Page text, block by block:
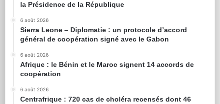
la Présidence de la République
6 août 2026
Sierra Leone – Diplomatie : un protocole d’accord
général de coopération signé avec le Gabon
6 août 2026
Afrique : le Bénin et le Maroc signent 14 accords de
coopération
6 août 2026
Centrafrique : 720 cas de choléra recensés dont 46